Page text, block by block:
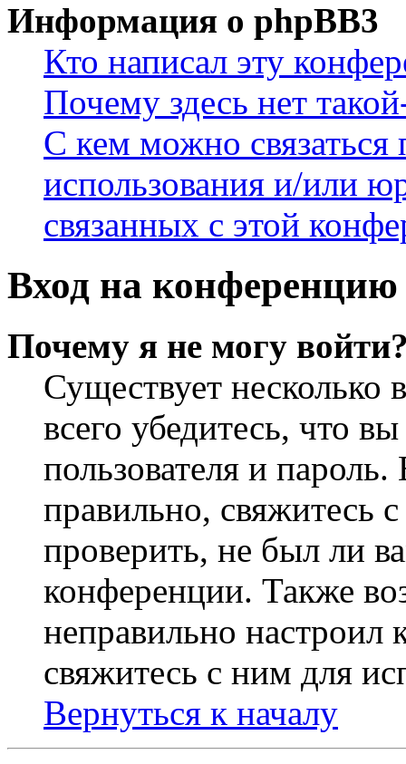
Информация о phpBB3
Кто написал эту
Почему здесь нет
С кем можно связаться
использования и/или
связанных с этой
Вход на конференцию
Почему я не могу
Существует
всего убедитесь, что
пользователя и
правильно, свяжитесь
проверить, не был ли
конференции. Также
неправильно
свяжитесь с ним для
Вернуться к началу